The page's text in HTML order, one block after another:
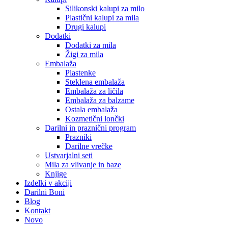
Silikonski kalupi za milo
Plastični kalupi za mila
Drugi kalupi
Dodatki
Dodatki za mila
Žigi za mila
Embalaža
Plastenke
Steklena embalaža
Embalaža za ličila
Embalaža za balzame
Ostala embalaža
Kozmetični lončki
Darilni in praznični program
Prazniki
Darilne vrečke
Ustvarjalni seti
Mila za vlivanje in baze
Knjige
Izdelki v akciji
Darilni Boni
Blog
Kontakt
Novo